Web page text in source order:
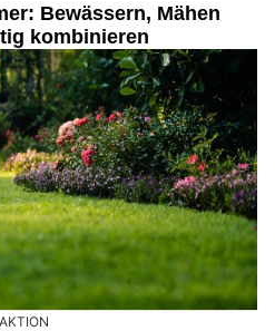
Bewässern, Mähen
kombinieren